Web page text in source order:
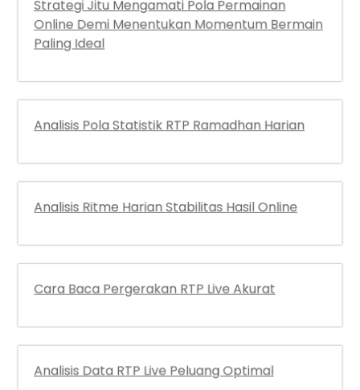
Online Demi Menentukan Momentum Bermain
Paling Ideal
Analisis Data RTP Live Peluang Optimal